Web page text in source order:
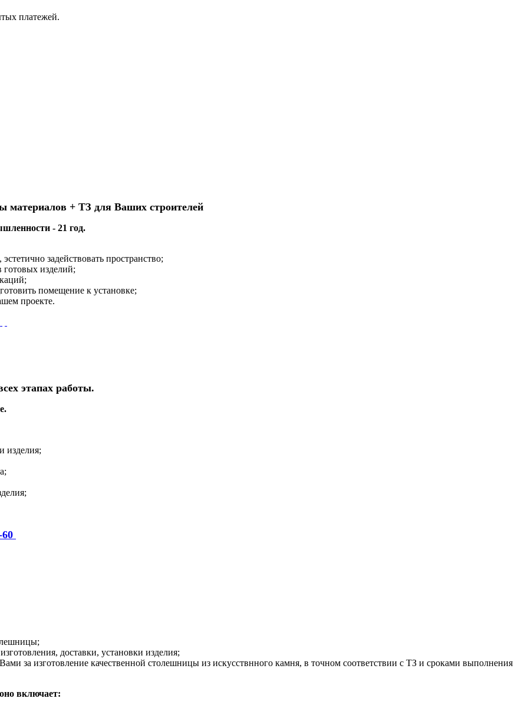
платежей.
материалов + ТЗ для Ваших строителей
- 21 год.
задействовать пространство;
готовых изделий;
помещение к установке;
проекте.
этапах работы.
изделия;
60
доставки, установки изделия;
за изготовление качественной столешницы из искусствнного камня, в точном соответствии с ТЗ и сроками выполнения
включает: